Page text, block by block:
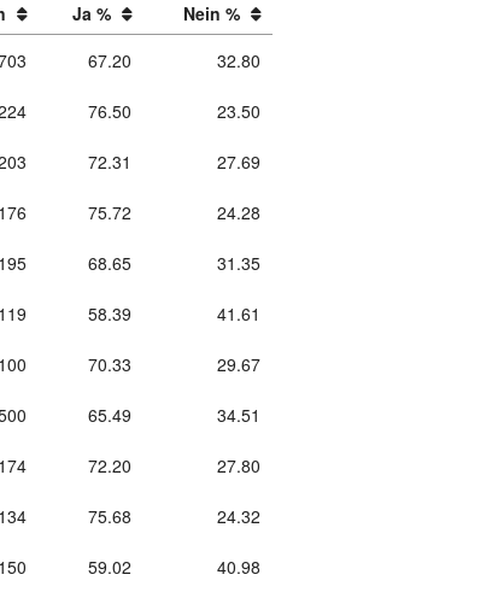
Ja %
Nein %
67.20 32.80
76.50 23.50
72.31 27.69
176 75.72 24.28
195 68.65 31.35
119 58.39 41.61
100 70.33 29.67
65.49 34.51
174 72.20 27.80
134 75.68 24.32
150 59.02 40.98